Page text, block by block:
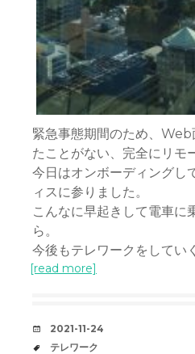
緊急事態期間のため、Web
たことがない、完全にリモ
今日はオンボーディングし
ィスに参りました。
こんなに早起きして電車に
ら。
今後もテレワークをしてい
[read more]
DATE
2021-11-24
TAGS
テレワーク